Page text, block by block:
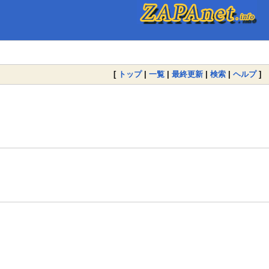
[ トップ| 一覧 | 最終更新 | 検索 | ヘルプ]